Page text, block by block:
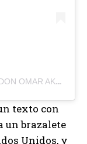
UNA PUBLICACIÓN COMPARTIDA POR DON OMAR AKA KONG (@DONOMAR)
texto con
un brazalete
Unidos, y